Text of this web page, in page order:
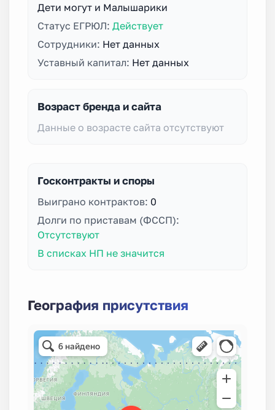
Дети могут и Малышарики
Статус ЕГРЮЛ: Действует
Сотрудники: Нет данных
Уставный капитал: Нет данных
Возраст бренда и сайта
Данные о возрасте сайта отсутствуют
Госконтракты и споры
Выиграно контрактов: 0
Долги по приставам (ФССП):
Отсутствуют
В списках НП не значится
География присутствия